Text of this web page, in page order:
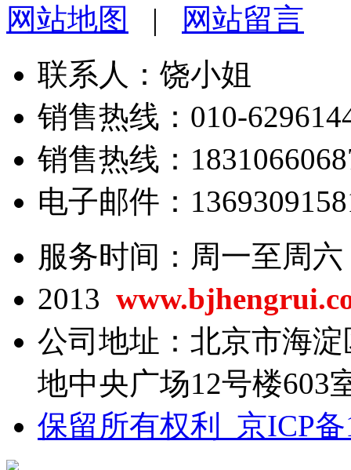
网站地图 |
网站留言
联系人：饶小姐
销售热线：010-
销售热线：
电子邮件：
服务时间：周一至周
2013
公司地址：北京市海
地中央广场12号楼603
保留所有权利 京ICP备